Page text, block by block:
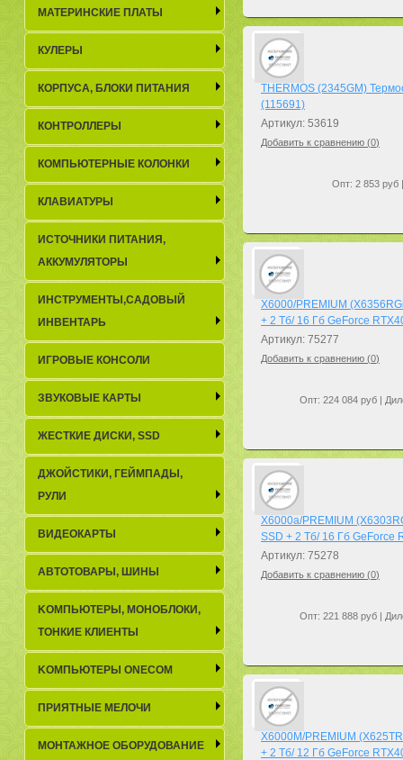
THERMOS (2345GM)
(115691)
Артикул: 53619
Добавить к сравнению (0)
Опт: 2 853 руб
X6000/PREMIUM
+ 2 Тб/ 16 Гб GeForce
Артикул: 75277
Добавить к сравнению (0)
Опт: 224 084 руб |
X6000a/PREMIUM
SSD + 2 Тб/ 16 Гб GeForce
Артикул: 75278
Добавить к сравнению (0)
Опт: 221 888 руб |
X6000M/PREMIUM
+ 2 Тб/ 12 Гб GeForce
МАТЕРИНСКИЕ ПЛАТЫ
КУЛЕРЫ
КОРПУСА, БЛОКИ ПИТАНИЯ
КОНТРОЛЛЕРЫ
КОМПЬЮТЕРНЫЕ КОЛОНКИ
КЛАВИАТУРЫ
ИСТОЧНИКИ ПИТАНИЯ,
АККУМУЛЯТОРЫ
ИНСТРУМЕНТЫ,САДОВЫЙ
ИНВЕНТАРЬ
ИГРОВЫЕ КОНСОЛИ
ЗВУКОВЫЕ КАРТЫ
ЖЕСТКИЕ ДИСКИ, SSD
ДЖОЙСТИКИ, ГЕЙМПАДЫ,
РУЛИ
ВИДЕОКАРТЫ
АВТОТОВАРЫ, ШИНЫ
KОМПЬЮТЕРЫ, МОНОБЛОКИ,
ТОНКИЕ КЛИЕНТЫ
KОМПЬЮТЕРЫ ONECOM
ПРИЯТНЫЕ МЕЛОЧИ
МОНТАЖНОЕ ОБОРУДОВАНИЕ